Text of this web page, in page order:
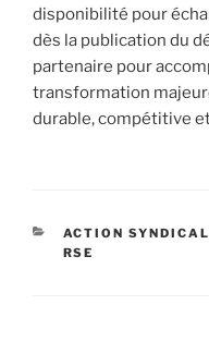
disponibilité pour
dès la publication du
partenaire pour
transformation
durable, compétitive
CATÉGORIES
ACTION
RSE